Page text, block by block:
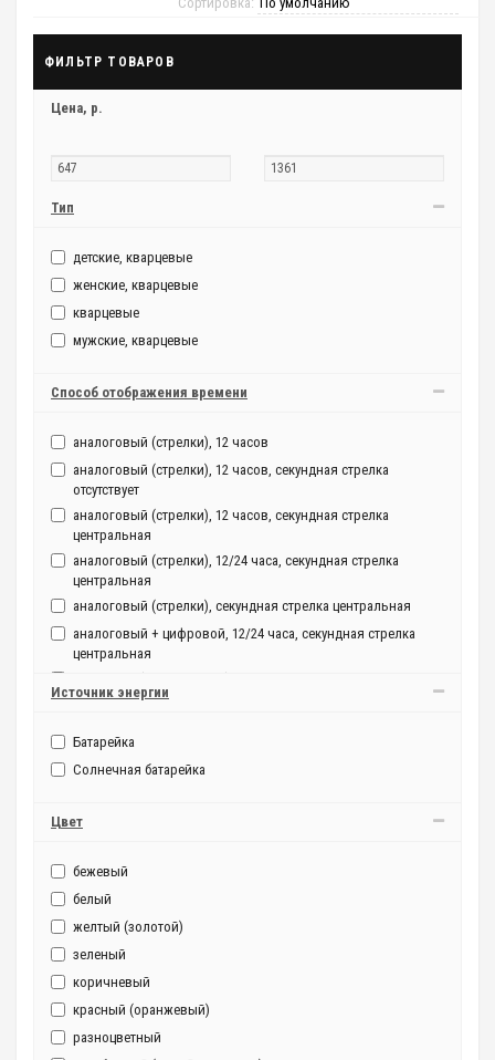
ФИЛЬТР ТОВАРОВ
Цена, р.
Тип
детские, кварцевые
женские, кварцевые
кварцевые
мужские, кварцевые
Способ отображения времени
аналоговый (стрелки), 12 часов
аналоговый (стрелки), 12 часов, секундная стрелка
отсутствует
аналоговый (стрелки), 12 часов, секундная стрелка
центральная
аналоговый (стрелки), 12/24 часа, секундная стрелка
центральная
аналоговый (стрелки), секундная стрелка центральная
аналоговый + цифровой, 12/24 часа, секундная стрелка
центральная
Источник энергии
Батарейка
Солнечная батарейка
Цвет
бежевый
белый
желтый (золотой)
зеленый
коричневый
красный (оранжевый)
разноцветный